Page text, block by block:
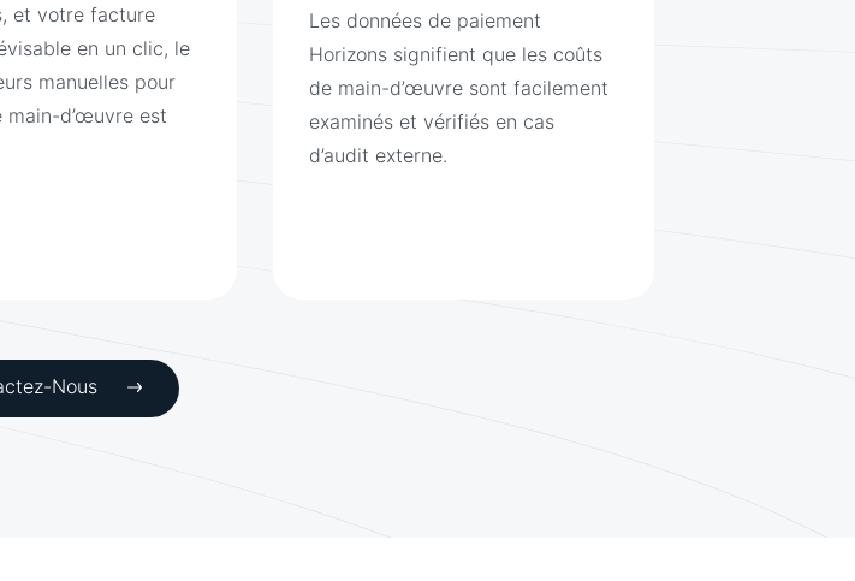
et votre facture
en un clic, le
manuelles pour
main-d’œuvre est
Les données de paiement
Horizons signifient que les coûts
de main-d’œuvre sont facilement
examinés et vérifiés en cas
d’audit externe.
Nous